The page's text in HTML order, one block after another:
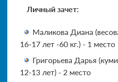
Личный зачет:
Маликова Диана
16-17 лет -60 кг.) - 1 место
Григорьева Дарья
12-13 лет) - 2 место